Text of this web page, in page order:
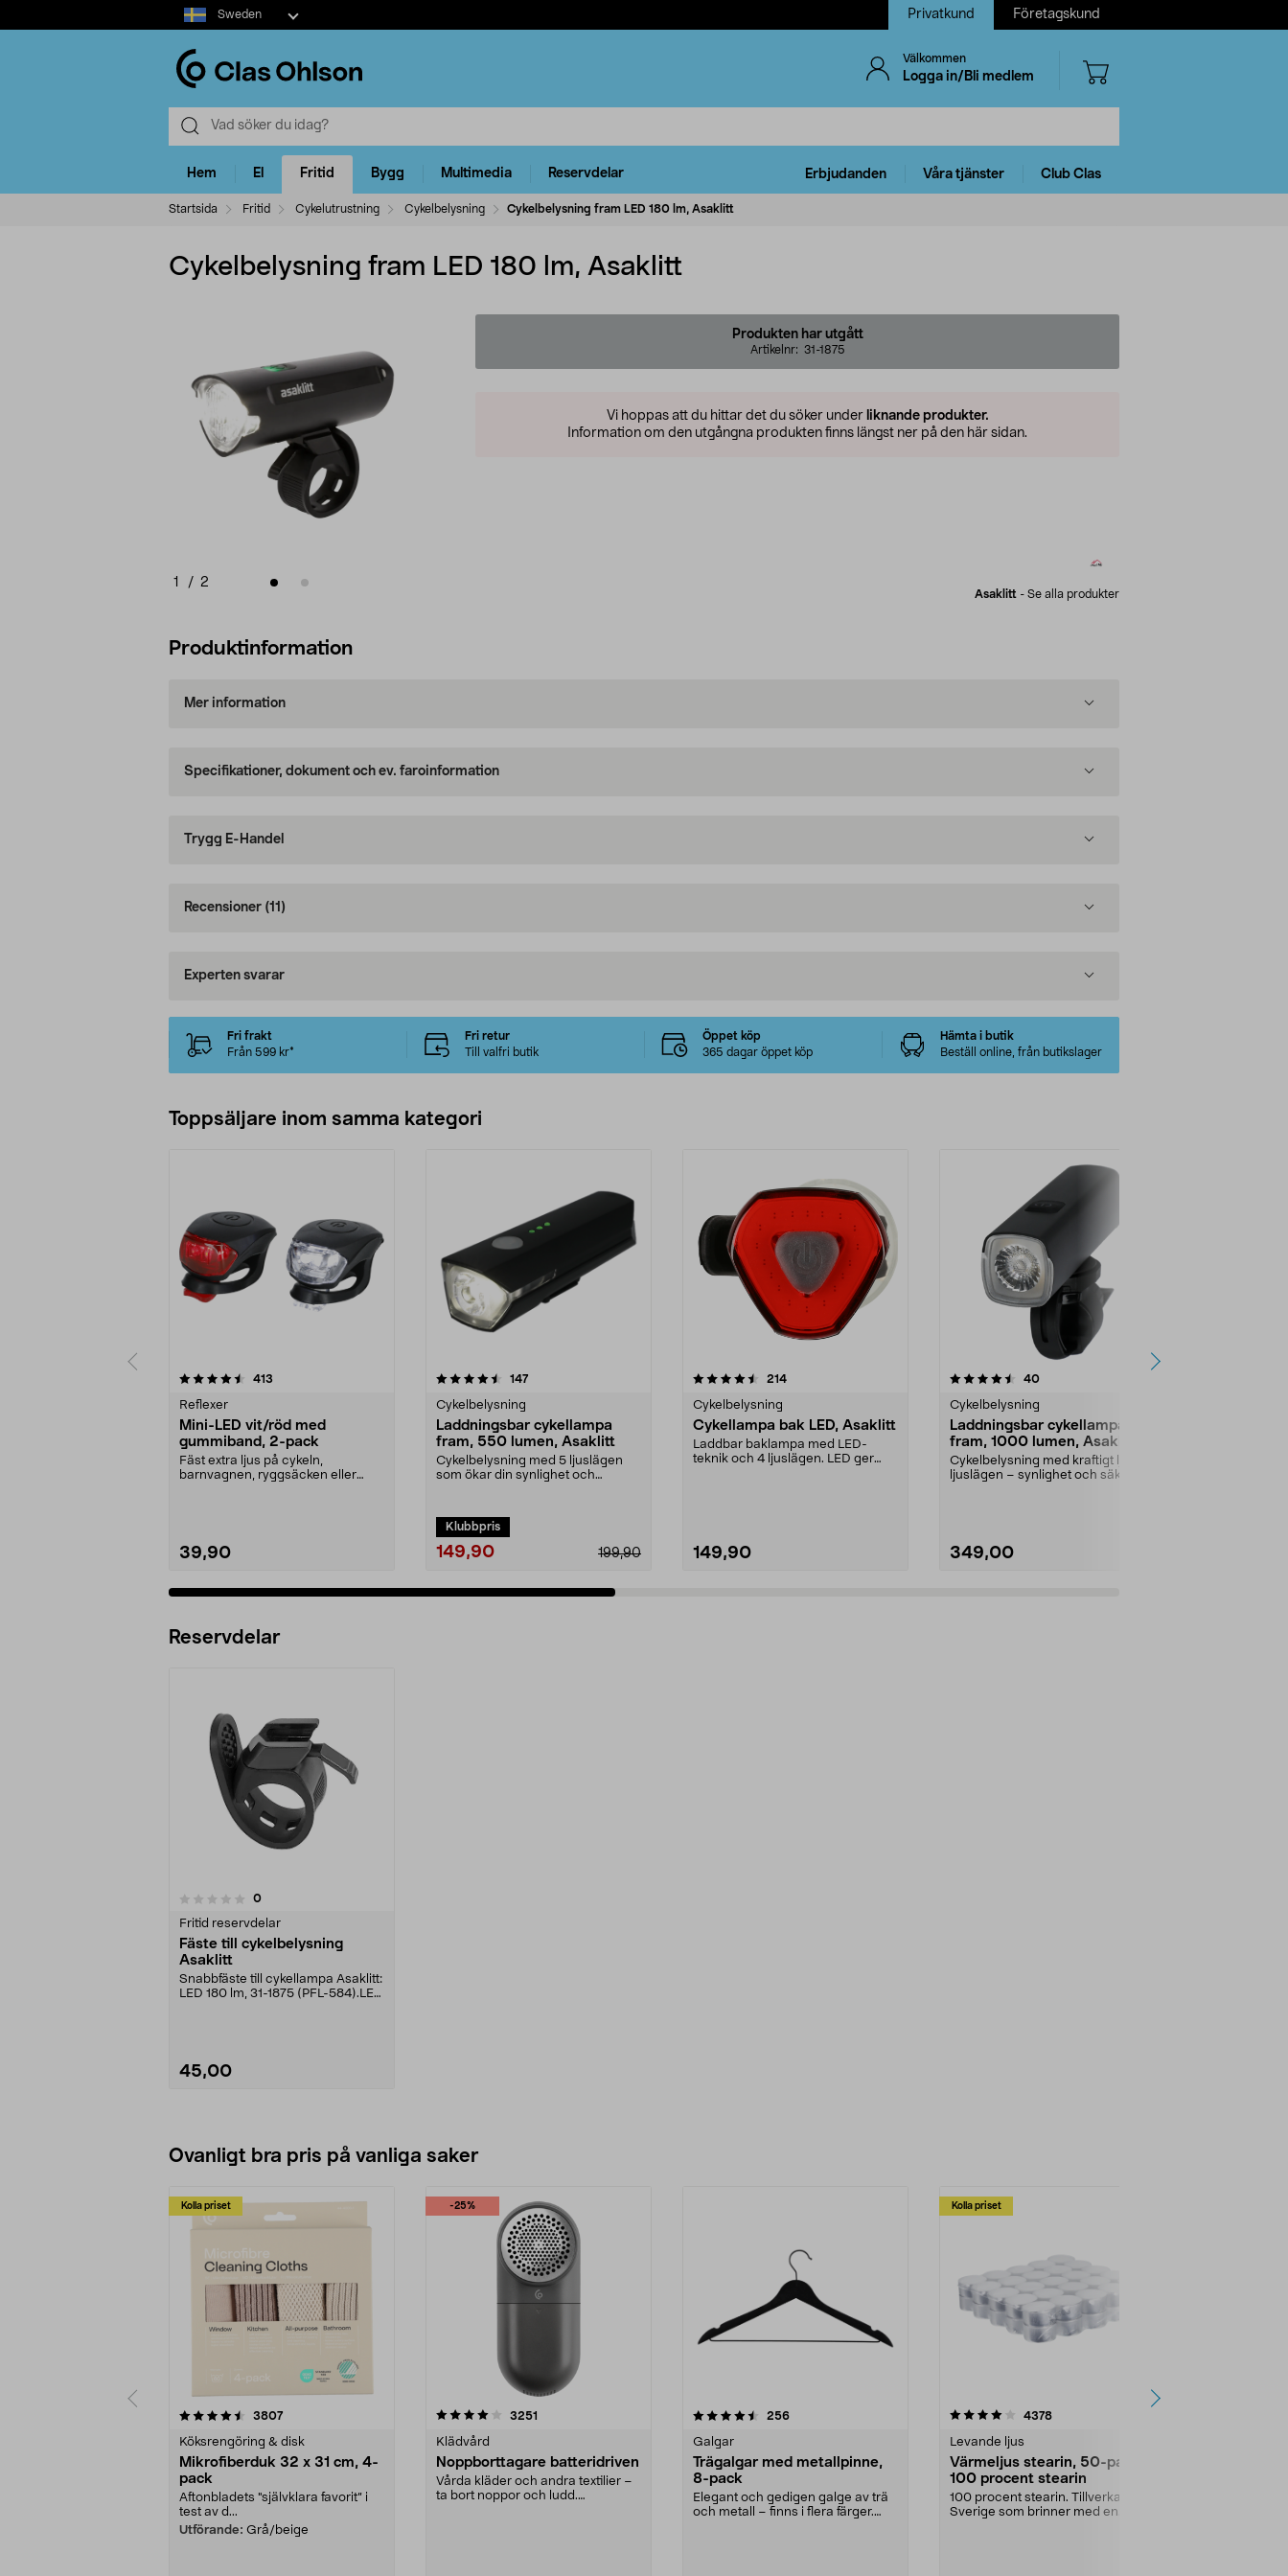
Select
market
Sweden Privatkund Företagskund
Välkommen
Logga in/Bli medlem
Hem El Fritid Bygg Multimedia Reservdelar Erbjudanden Våra tjänster Club Clas
Startsida Fritid Cykelutrustning Cykelbelysning Cykelbelysning fram LED 180 lm, Asaklitt
Cykelbelysning fram LED 180 lm, Asaklitt
1 / 2
Produkten har utgått
Artikelnr: 31-1875
Vi hoppas att du hittar det du söker under liknande produkter.
Information om den utgångna produkten finns längst ner på den här sidan.
Asaklitt - Se alla produkter
Produktinformation
Mer information
Specifikationer, dokument och ev. faroinformation
Trygg E-Handel
Recensioner (11)
Experten svarar
Fri frakt
Från 599 kr*
Fri retur
Till valfri butik
Öppet köp
365 dagar öppet köp
Hämta i butik
Beställ online, från butikslager
Toppsäljare inom samma kategori
413
Reflexer
Mini-LED vit/röd med
gummiband, 2-pack
Fäst extra ljus på cykeln,
barnvagnen, ryggsäcken eller
39,90
4.5 av 5 stjärnor 147recensioner
Cykelbelysning
Laddningsbar cykellampa
fram, 550 lumen, Asaklitt
Cykelbelysning med 5 ljuslägen
som ökar din synlighet och
Klubbpris
149,90 199,90
4.5 av 5 stjärnor 214recensioner
Cykelbelysning
Cykellampa bak LED, Asaklitt
Laddbar baklampa med LED-
teknik och 4 ljuslägen. LED ger
149,90
4.5 av 5 stjärnor 40recensioner
Cykelbelysning
Laddningsbar cykellampa
fram, 1000 lumen, Asaklitt
Cykelbelysning med kraftigt ljus, 6
ljuslägen – synlighet och säkerhet
349,00
4.0 av 5 stjärnor
Reservdelar
0recensioner
Fritid reservdelar
Fäste till cykelbelysning
Asaklitt
Snabbfäste till cykellampa Asaklitt:
LED 180 lm, 31-1875 (PFL-584).LED
45,00
Ovanligt bra pris på vanliga saker
Kolla priset
3807recensioner
Köksrengöring & disk
Mikrofiberduk 32 x 31 cm, 4-
pack
Aftonbladets "självklara favorit” i
test av d...
Utförande: Grå/beige
-25%
4.0av 5 stjärnor 3251
Klädvård
Noppborttagare batteridriven
Vårda kläder och andra textilier –
ta bort noppor och ludd.
4.5av 5 stjärnor 256recensioner
Galgar
Trägalgar med metallpinne,
8-pack
Elegant och gedigen galge av trä
och metall – finns i flera färger.
Kolla priset
4.0av 5 stjärnor 4378recensioner
Levande ljus
Värmeljus stearin, 50-pack,
100 procent stearin
100 procent stearin. Tillverkade i
Sverige som brinner med en
4.5av 5 stjärnor